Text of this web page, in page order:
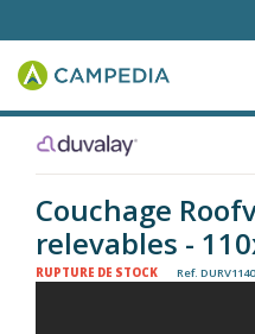
Couchage
relevables -
RUPTURE DE STOCK Ref.